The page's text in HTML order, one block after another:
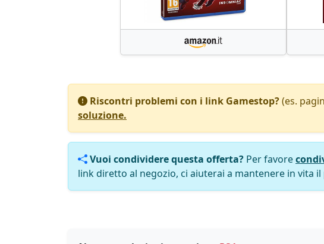
Riscontri problemi con i link Gamestop?(es.
soluzione.
Vuoi condividere questa offerta? Per favore
link diretto al negozio, ci aiuterai a mantenere in vita